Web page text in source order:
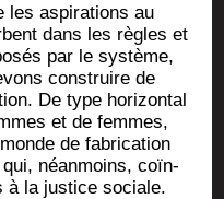
les aspi­ra­tions au
dans les règles et
par le sys­tème,
construire de
De type hori­zon­tal
et de femmes,
de fabri­ca­tion
qui, néan­moins, coïn­
à la jus­tice sociale.